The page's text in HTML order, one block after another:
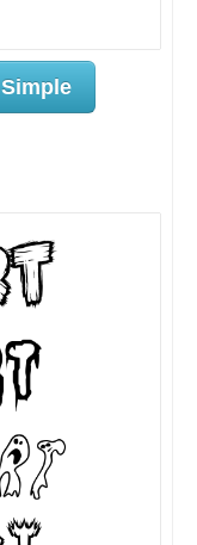
Simple